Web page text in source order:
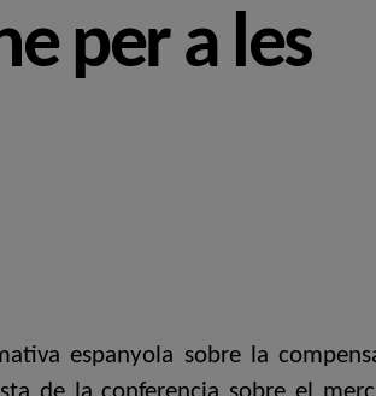
per a les
espanyola sobre la